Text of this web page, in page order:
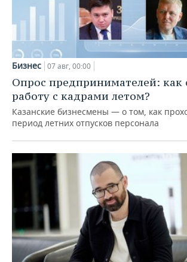
Бизнес 07 авг, 00:00
Опрос предпринимателей: как
работу с кадрами летом?
Казанские бизнесмены — о том, как
период летних отпусков персонала